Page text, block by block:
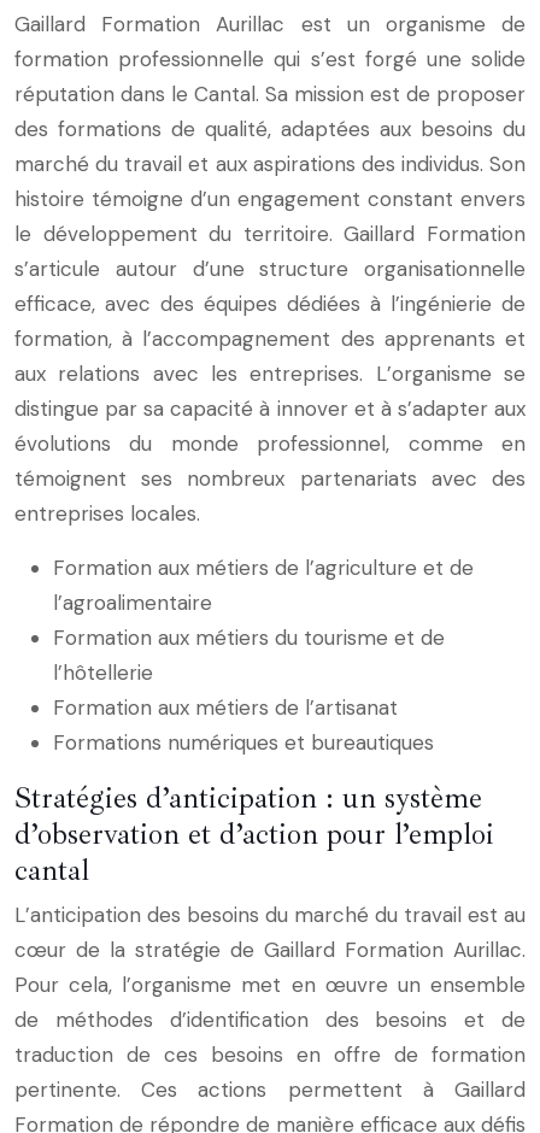
Gaillard Formation Aurillac est un organisme de
formation professionnelle qui s’est forgé une solide
réputation dans le Cantal. Sa mission est de proposer
des formations de qualité, adaptées aux besoins du
marché du travail et aux aspirations des individus. Son
histoire témoigne d’un engagement constant envers
le développement du territoire. Gaillard Formation
s’articule autour d’une structure organisationnelle
efficace, avec des équipes dédiées à l’ingénierie de
formation, à l’accompagnement des apprenants et
aux relations avec les entreprises. L’organisme se
distingue par sa capacité à innover et à s’adapter aux
évolutions du monde professionnel, comme en
témoignent ses nombreux partenariats avec des
entreprises locales.
Formation aux métiers de l’agriculture et de
l’agroalimentaire
Formation aux métiers du tourisme et de
l’hôtellerie
Formation aux métiers de l’artisanat
Formations numériques et bureautiques
Stratégies d’anticipation : un système
d’observation et d’action pour l’emploi
cantal
L’anticipation des besoins du marché du travail est au
cœur de la stratégie de Gaillard Formation Aurillac.
Pour cela, l’organisme met en œuvre un ensemble
de méthodes d’identification des besoins et de
traduction de ces besoins en offre de formation
pertinente. Ces actions permettent à Gaillard
Formation de répondre de manière efficace aux défis